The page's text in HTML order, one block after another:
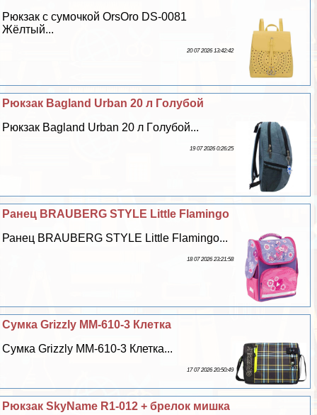
Рюкзак с сумочкой OrsOro DS-0081
Жёлтый...
20 07 2026 13:42:42
Рюкзак Bagland Urban 20 л Гoлyбой
Рюкзак Bagland Urban 20 л Гoлyбой...
19 07 2026 0:26:25
Ранец BRAUBERG STYLE Little Flamingo
Ранец BRAUBERG STYLE Little Flamingo...
18 07 2026 23:21:58
Сумка Grizzly MM-610-3 Клетка
Сумка Grizzly MM-610-3 Клетка...
17 07 2026 20:50:49
Рюкзак SkyName R1-012 + брелок мишка